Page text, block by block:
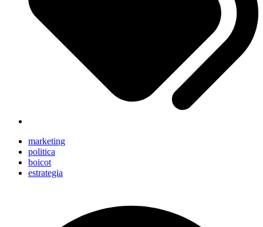
marketing
politica
boicot
estrategia